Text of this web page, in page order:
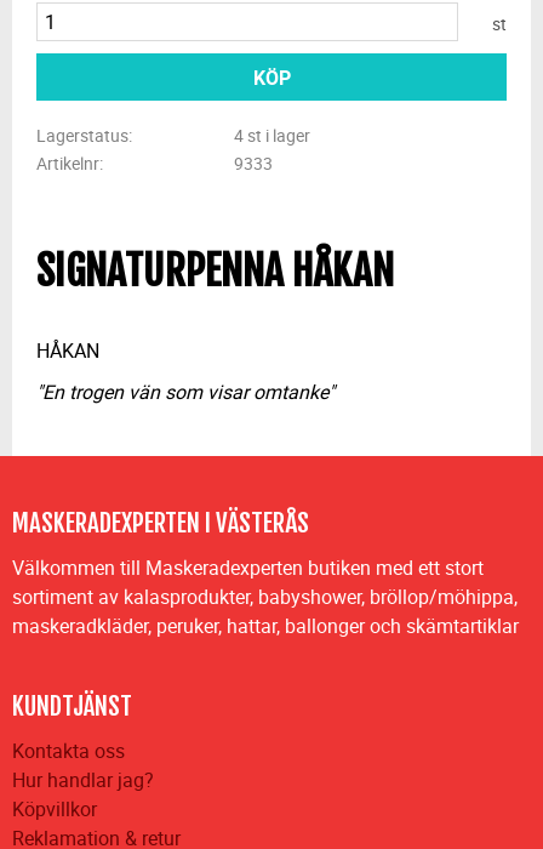
st
KÖP
Lagerstatus
4 st i lager
Artikelnr
9333
SIGNATURPENNA HÅKAN
HÅKAN
"En trogen vän som visar omtanke"
MASKERADEXPERTEN I VÄSTERÅS
Välkommen till Maskeradexperten butiken med ett stort
sortiment av kalasprodukter, babyshower, bröllop/möhippa,
maskeradkläder, peruker, hattar, ballonger och skämtartiklar
KUNDTJÄNST
Kontakta oss
Hur handlar jag?
Köpvillkor
Reklamation & retur